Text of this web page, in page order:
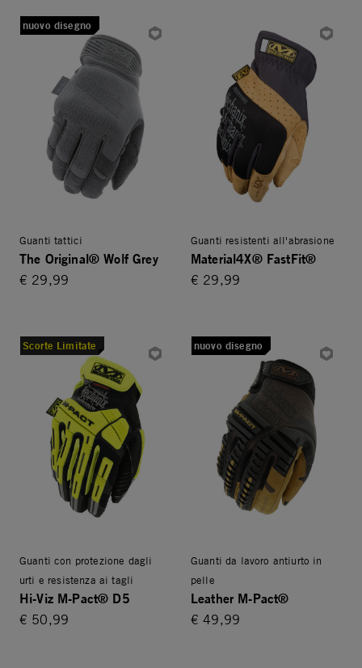
nuovo disegno
Guanti tattici
The Original® Wolf Grey
€ 29,99
Guanti resistenti all'abrasione
Material4X® FastFit®
€ 29,99
Scorte Limitate
Guanti con protezione dagli
urti e resistenza ai tagli
Hi-Viz M-Pact® D5
€ 50,99
nuovo disegno
Guanti da lavoro antiurto in
pelle
Leather M-Pact®
€ 49,99